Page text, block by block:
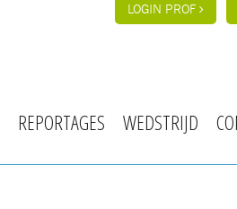
LOGIN PROF
REPORTAGES WEDSTRIJD